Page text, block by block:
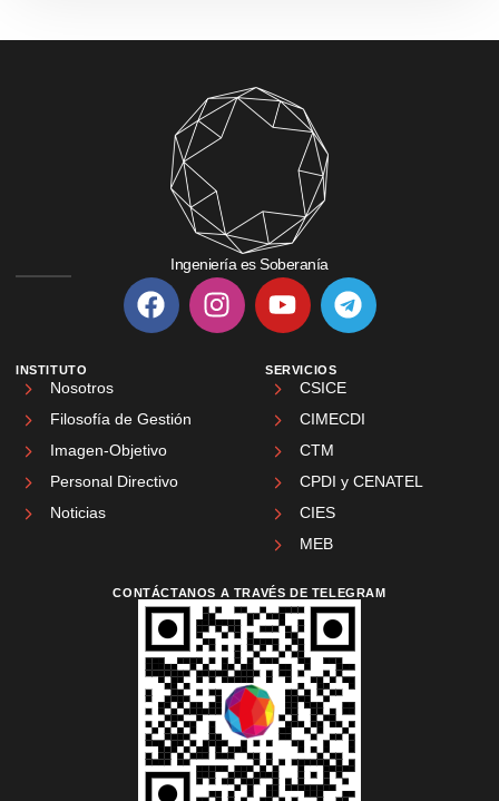
Ingeniería es Soberanía
INSTITUTO
Nosotros
Filosofía de Gestión
Imagen-Objetivo
Personal Directivo
Noticias
SERVICIOS
CSICE
CIMECDI
CTM
CPDI y CENATEL
CIES
MEB
CONTÁCTANOS A TRAVÉS DE TELEGRAM